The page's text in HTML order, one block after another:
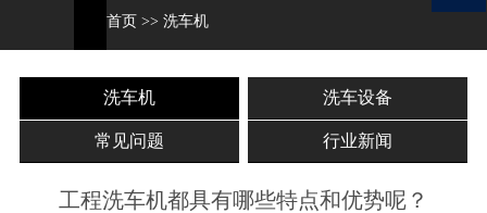
首页 >> 洗车机
洗车机 洗车设备
常见问题 行业新闻
工程洗车机都具有哪些特点和优势呢？